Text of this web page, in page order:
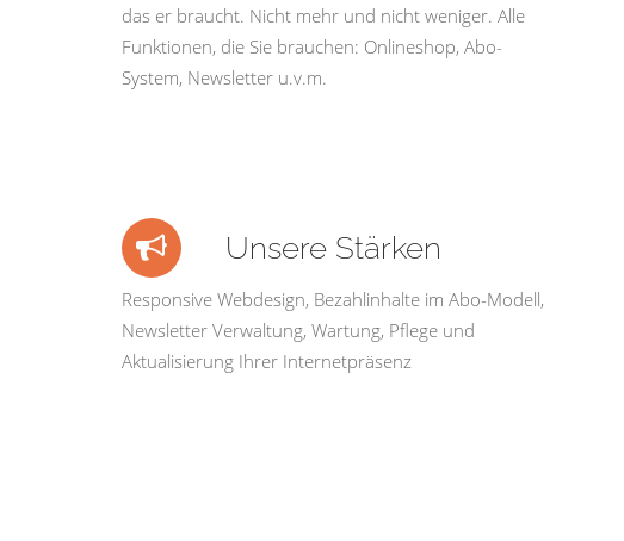
das er braucht. Nicht mehr und nicht weniger. Alle
Funktionen, die Sie brauchen: Onlineshop, Abo-
System, Newsletter u.v.m.
Unsere Stärken
Responsive Webdesign, Bezahlinhalte im Abo-Modell,
Newsletter Verwaltung, Wartung, Pflege und
Aktualisierung Ihrer Internetpräsenz